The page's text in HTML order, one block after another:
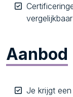
Aanbod
Je krijgt